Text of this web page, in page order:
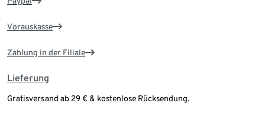
Vorauskasse
Zahlung in der Filiale
Lieferung
Gratisversand ab 29 € & kostenlose Rücksendung.